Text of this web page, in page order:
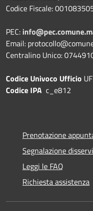
Codice Fiscale:
PEC:
Email:
Centralino Unico:
Codice Univoco Ufficio
Codice IPA c_e812
Prenotazione
Segnalazione
Leggi le FAQ
Richiesta assistenza